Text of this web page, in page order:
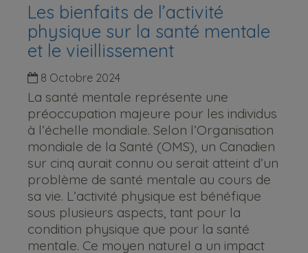
Les bienfaits de l’activité
physique sur la santé mentale
et le vieillissement
8 Octobre 2024
La santé mentale représente une
préoccupation majeure pour les individus
à l’échelle mondiale. Selon l’Organisation
mondiale de la Santé (OMS), un Canadien
sur cinq aurait connu ou serait atteint d’un
problème de santé mentale au cours de
sa vie. L’activité physique est bénéfique
sous plusieurs aspects, tant pour la
condition physique que pour la santé
mentale. Ce moyen naturel a un impact